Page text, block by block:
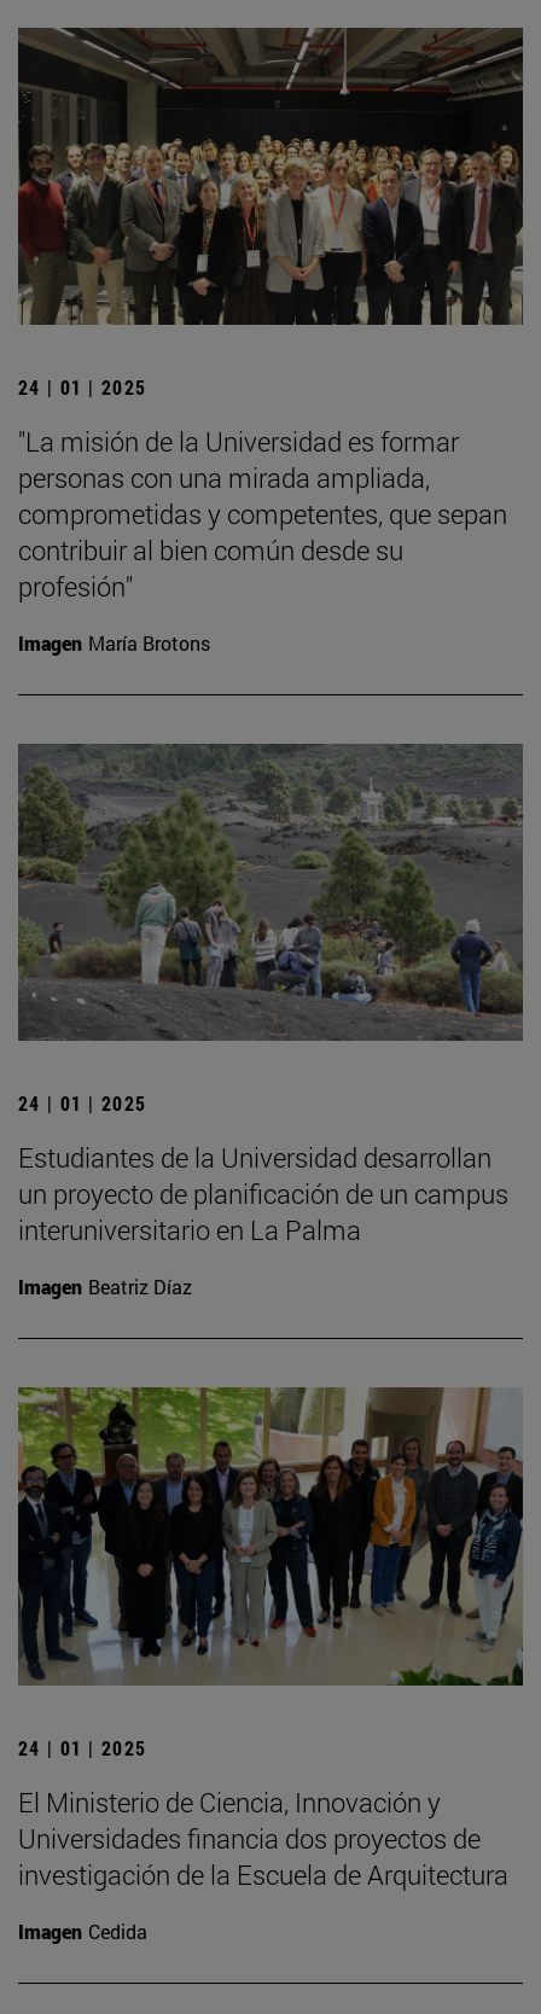
24 | 01 | 2025
"La misión de la Universidad es formar
personas con una mirada ampliada,
comprometidas y competentes, que sepan
contribuir al bien común desde su
profesión"
Imagen María Brotons
24 | 01 | 2025
Estudiantes de la Universidad desarrollan
un proyecto de planificación de un campus
interuniversitario en La Palma
Imagen Beatriz Díaz
24 | 01 | 2025
El Ministerio de Ciencia, Innovación y
Universidades financia dos proyectos de
investigación de la Escuela de Arquitectura
Imagen Cedida